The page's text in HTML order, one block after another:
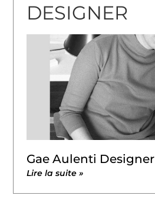
DESIGNER
Gae Aulenti Designer
Lire la suite »